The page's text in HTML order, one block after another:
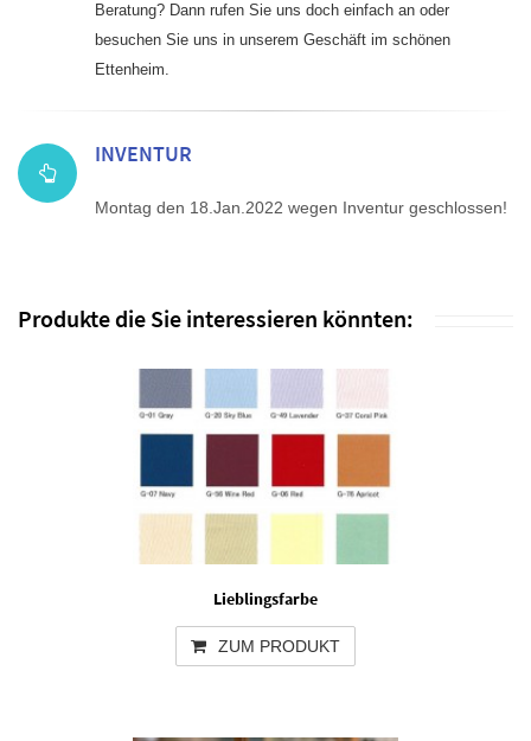
Beratung? Dann rufen Sie uns doch einfach an oder
besuchen Sie uns in unserem Geschäft im schönen
Ettenheim.
INVENTUR
Montag den 18.Jan.2022 wegen Inventur geschlossen!
Produkte die Sie interessieren könnten:
Lieblingsfarbe
ZUM PRODUKT